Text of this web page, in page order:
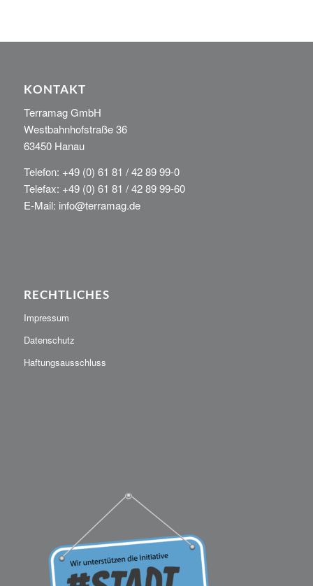
KONTAKT
Terramag GmbH
Westbahnhofstraße 36
63450 Hanau
Telefon: +49 (0) 61 81 / 42 89 99-0
Telefax: +49 (0) 61 81 / 42 89 99-60
E-Mail: info@terramag.de
RECHTLICHES
Impressum
Datenschutz
Haftungsausschluss